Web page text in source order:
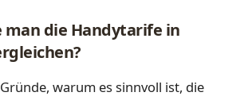
man die Handytarife in
warum es sinnvoll ist, die